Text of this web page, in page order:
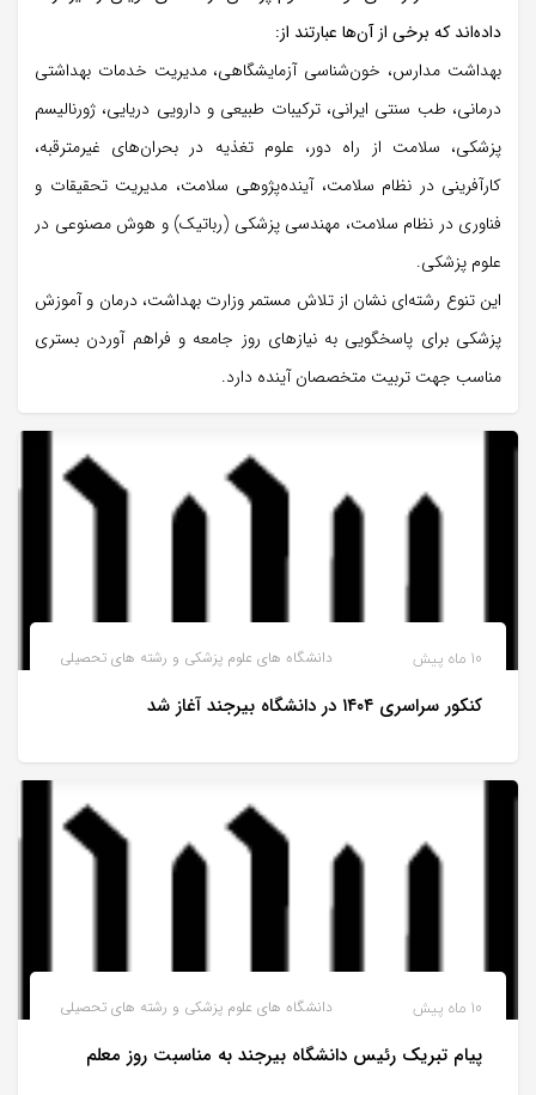
داده‌اند که برخی از آن‌ها عبارتند از:
بهداشت مدارس، خون‌شناسی آزمایشگاهی، مدیریت خدمات بهداشتی
درمانی، طب سنتی ایرانی، ترکیبات طبیعی و دارویی دریایی، ژورنالیسم
پزشکی، سلامت از راه دور، علوم تغذیه در بحران‌های غیرمترقبه،
کارآفرینی در نظام سلامت، آینده‌پژوهی سلامت، مدیریت تحقیقات و
فناوری در نظام سلامت، مهندسی پزشکی (رباتیک) و هوش مصنوعی در
علوم پزشکی.
این تنوع رشته‌ای نشان از تلاش مستمر وزارت بهداشت، درمان و آموزش
پزشکی برای پاسخگویی به نیازهای روز جامعه و فراهم آوردن بستری
مناسب جهت تربیت متخصصان آینده دارد.
دانشگاه های علوم پزشکی و رشته های تحصیلی 10 ماه پیش
کنکور سراسری ۱۴۰۴ در دانشگاه بیرجند آغاز شد
دانشگاه های علوم پزشکی و رشته های تحصیلی 10 ماه پیش
پیام تبریک رئیس دانشگاه بیرجند به مناسبت روز معلم